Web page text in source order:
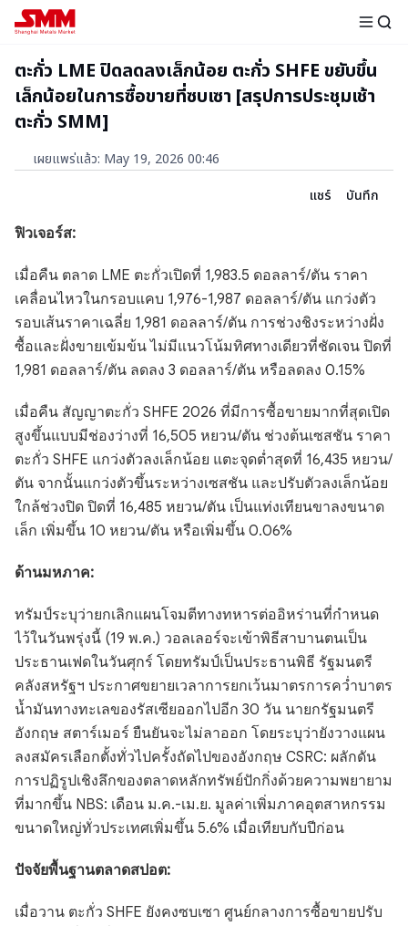
ตะกั่ว LME ปิดลดลงเล็กน้อย ตะกั่ว SHFE ขยับขึ้น
เล็กน้อยในการซื้อขายที่ซบเซา [สรุปการประชุมเช้า
ตะกั่ว SMM]
เผยแพร่แล้ว: May 19, 2026 00:46
แชร์
บันทึก
ฟิวเจอร์ส:
เมื่อคืน ตลาด LME ตะกั่วเปิดที่ 1,983.5 ดอลลาร์/ตัน ราคา
เคลื่อนไหวในกรอบแคบ 1,976-1,987 ดอลลาร์/ตัน แกว่งตัว
รอบเส้นราคาเฉลี่ย 1,981 ดอลลาร์/ตัน การช่วงชิงระหว่างฝั่ง
ซื้อและฝั่งขายเข้มข้น ไม่มีแนวโน้มทิศทางเดียวที่ชัดเจน ปิดที่
1,981 ดอลลาร์/ตัน ลดลง 3 ดอลลาร์/ตัน หรือลดลง 0.15%
เมื่อคืน สัญญาตะกั่ว SHFE 2026 ที่มีการซื้อขายมากที่สุดเปิด
สูงขึ้นแบบมีช่องว่างที่ 16,505 หยวน/ตัน ช่วงต้นเซสชัน ราคา
ตะกั่ว SHFE แกว่งตัวลงเล็กน้อย แตะจุดต่ำสุดที่ 16,435 หยวน/
ตัน จากนั้นแกว่งตัวขึ้นระหว่างเซสชัน และปรับตัวลงเล็กน้อย
ใกล้ช่วงปิด ปิดที่ 16,485 หยวน/ตัน เป็นแท่งเทียนขาลงขนาด
เล็ก เพิ่มขึ้น 10 หยวน/ตัน หรือเพิ่มขึ้น 0.06%
ด้านมหภาค:
ทรัมป์ระบุว่ายกเลิกแผนโจมตีทางทหารต่ออิหร่านที่กำหนด
ไว้ในวันพรุ่งนี้ (19 พ.ค.) วอลเลอร์จะเข้าพิธีสาบานตนเป็น
ประธานเฟดในวันศุกร์ โดยทรัมป์เป็นประธานพิธี รัฐมนตรี
คลังสหรัฐฯ ประกาศขยายเวลาการยกเว้นมาตรการคว่ำบาตร
น้ำมันทางทะเลของรัสเซียออกไปอีก 30 วัน นายกรัฐมนตรี
อังกฤษ สตาร์เมอร์ ยืนยันจะไม่ลาออก โดยระบุว่ายังวางแผน
ลงสมัครเลือกตั้งทั่วไปครั้งถัดไปของอังกฤษ CSRC: ผลักดัน
การปฏิรูปเชิงลึกของตลาดหลักทรัพย์ปักกิ่งด้วยความพยายาม
ที่มากขึ้น NBS: เดือน ม.ค.-เม.ย. มูลค่าเพิ่มภาคอุตสาหกรรม
ขนาดใหญ่ทั่วประเทศเพิ่มขึ้น 5.6% เมื่อเทียบกับปีก่อน
ปัจจัยพื้นฐานตลาดสปอต:
เมื่อวาน ตะกั่ว SHFE ยังคงซบเซา ศูนย์กลางการซื้อขายปรับ